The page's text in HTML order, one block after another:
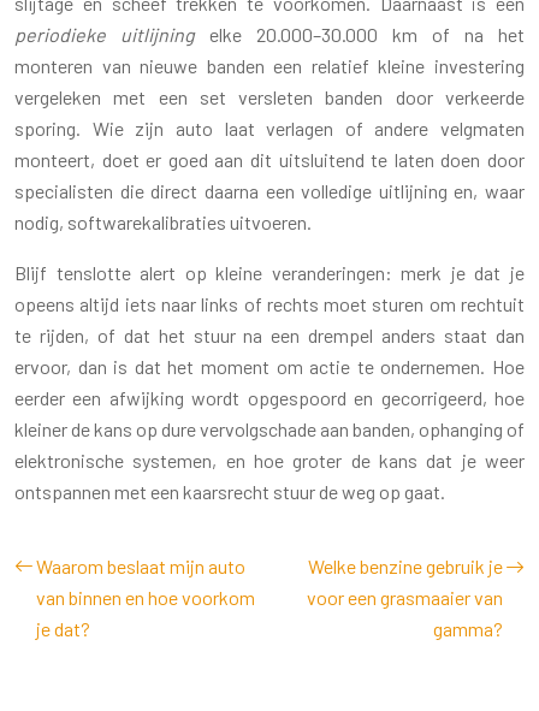
periodieke uitlijningelke 20.000–30.000 km of na het
monteren van nieuwe banden een relatief kleine investering
vergeleken met een set versleten banden door verkeerde
sporing. Wie zijn auto laat verlagen of andere velgmaten
monteert, doet er goed aan dit uitsluitend te laten doen door
specialisten die direct daarna een volledige uitlijning en, waar
nodig, softwarekalibraties uitvoeren.
Blijf tenslotte alert op kleine veranderingen: merk je dat je
opeens altijd iets naar links of rechts moet sturen om rechtuit
te rijden, of dat het stuur na een drempel anders staat dan
ervoor, dan is dat het moment om actie te ondernemen. Hoe
eerder een afwijking wordt opgespoord en gecorrigeerd, hoe
kleiner de kans op dure vervolgschade aan banden, ophanging of
elektronische systemen, en hoe groter de kans dat je weer
ontspannen met een kaarsrecht stuur de weg op gaat.
Waarom beslaat mijn auto
van binnen en hoe voorkom
je dat?
Welke benzine gebruik je
voor een grasmaaier van
gamma?